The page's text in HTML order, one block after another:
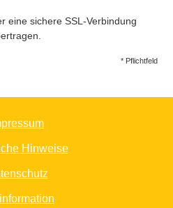
eine sichere SSL-Verbindung
* Pflichtfeld
Hinweise